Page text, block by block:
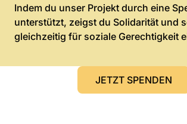
Indem du unser Projekt durch eine
unterstützt, zeigst du Solidarität und
gleichzeitig für soziale Gerechtigkeit
JETZT SPENDEN